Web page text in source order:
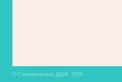
© Сапожковская ДШИ, 2026